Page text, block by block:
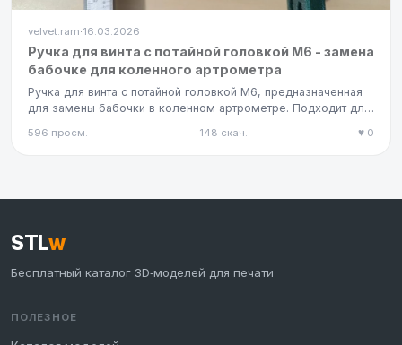
velvet.ram·16.03.2026
Ручка для винта с потайной головкой M6 - замена
бабочке для коленного артрометра
Ручка для винта с потайной головкой M6, предназначенная
для замены бабочки в коленном артрометре. Подходит для
596 просм. 148 скач. ♥ 0
STLw
Бесплатный каталог 3D‑моделей для печати
ПОЛЕЗНОЕ